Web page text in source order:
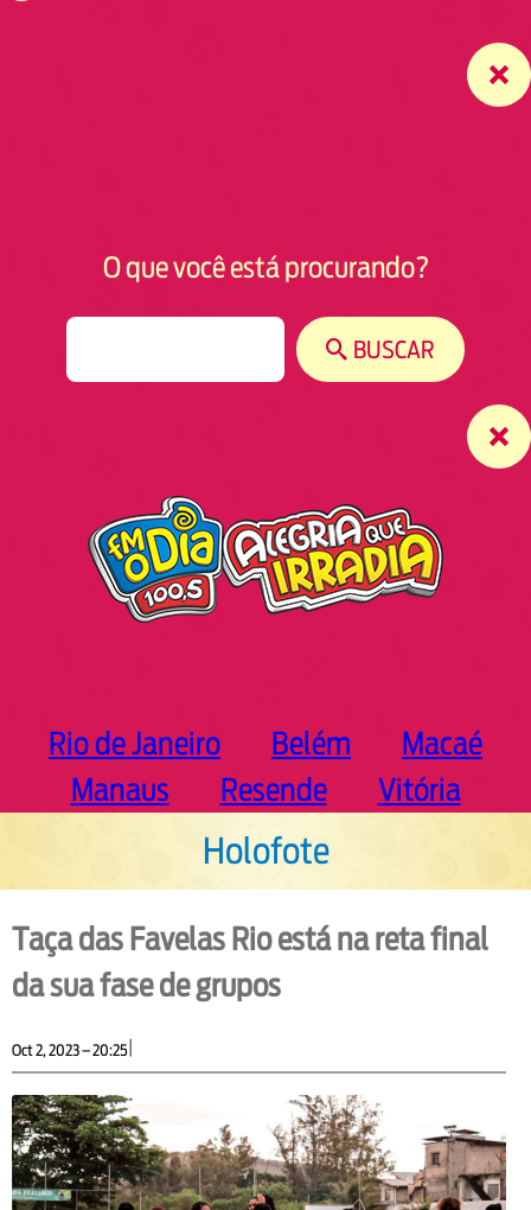
O que você está procurando?
BUSCAR
Rio de Janeiro Belém
Macaé
Manaus
Resende Vitória
Holofote
Taça das Favelas Rio está na reta final
da sua fase de grupos
Oct 2, 2023 – 20:25